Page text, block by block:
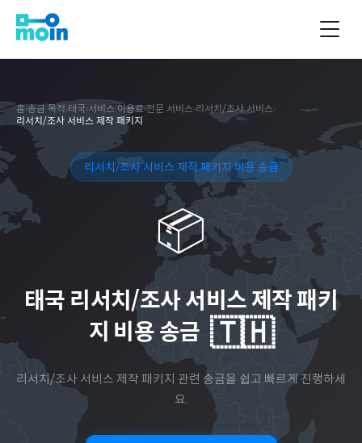
홈›송금 목적›태국›서비스 이용료›전문 서비스›리서치/조사 서비스›
리서치/조사 서비스 제작 패키지
리서치/조사 서비스 제작 패키지 비용 송금
📦
태국 리서치/조사 서비스 제작 패키
지 비용 송금 🇹🇭
리서치/조사 서비스 제작 패키지 관련 송금을 쉽고 빠르게 진행하세
요.